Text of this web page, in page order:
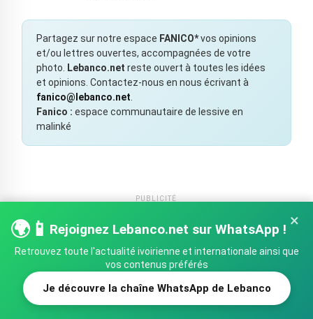
SHARE TWEET
Partagez sur notre espace FANICO*vos opinions
et/ou lettres ouvertes, accompagnées de votre
photo.
Lebanco.net reste ouvert à toutes les idées
et opinions. Contactez-nous en nous écrivant à
fanico@lebanco.net
Fanico : espace communautaire de lessive en
malinké
PUBLICITÉ
×
🌍📱 Rejoignez Lebanco.net sur WhatsApp !
Retrouvez toute l'actualité ivoirienne et internationale ainsi que
vos contenus préférés
Je découvre la chaîne WhatsApp de Lebanco